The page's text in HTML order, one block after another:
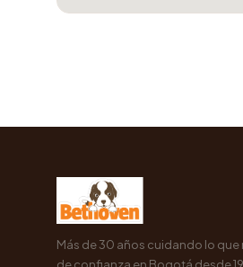
Más de 30 años cuidando lo que